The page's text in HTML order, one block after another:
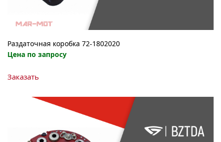
Раздаточная коробка 72-1802020
Цена по запросу
Заказать